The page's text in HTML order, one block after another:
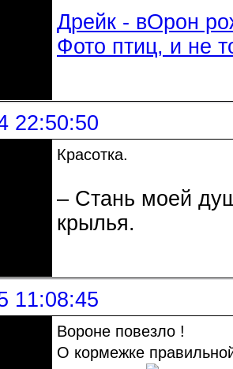
Дрейк - вОрон
Фото птиц, и не
22:50:50
Красотка.
– Стань моей
крылья.
11:08:45
Вороне повезло !
О кормежке